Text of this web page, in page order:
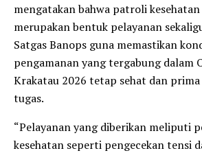
mengatakan bahwa patroli
merupakan bentuk pelayanan
Satgas Banops guna memastikan
pengamanan yang tergabung dalam
Krakatau 2026 tetap sehat dan
tugas.
“Pelayanan yang diberikan meliputi
kesehatan seperti pengecekan tensi